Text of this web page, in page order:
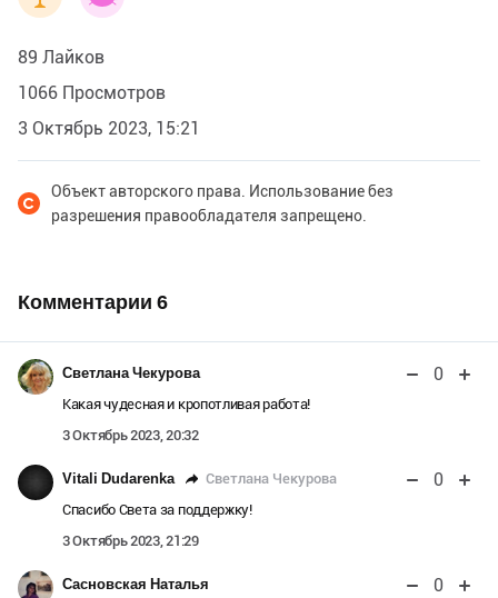
89 Лайков
1066 Просмотров
3 Октябрь 2023, 15:21
Объект авторского права. Использование без
разрешения правообладателя запрещено.
Комментарии 6
Светлана Чекурова 0
Какая чудесная и кропотливая работа!
3 Октябрь 2023, 20:32
Vitali Dudarenka Светлана Чекурова 0
Спасибо Света за поддержку!
3 Октябрь 2023, 21:29
Сасновская Наталья 0